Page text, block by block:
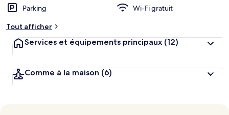
Parking
Wi-Fi gratuit
Tout afficher
Services et équipements principaux (12)
Comme à la maison (6)